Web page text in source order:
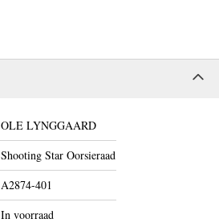
OLE LYNGGAARD
Shooting Star Oorsieraad
A2874-401
In voorraad